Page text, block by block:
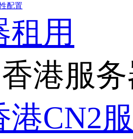
配置
租用
港服
港CN2